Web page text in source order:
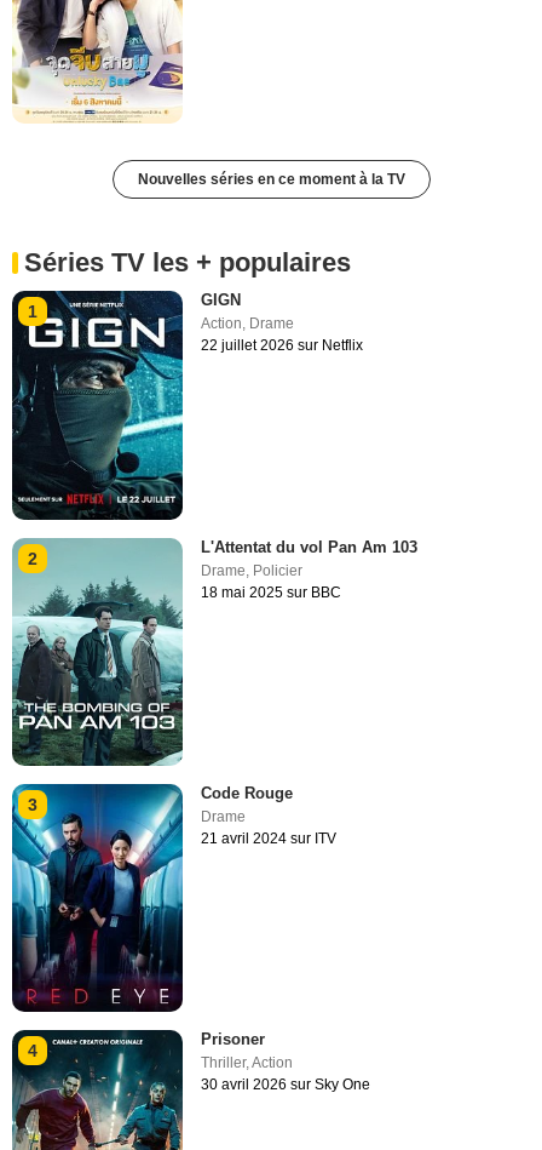
Nouvelles séries en ce moment à la TV
Séries TV les + populaires
1
GIGN
Action, Drame
22 juillet 2026 sur Netflix
2
L'Attentat du vol Pan Am 103
Drame Policier
18 mai 2025 sur BBC
3
Code Rouge
Drame
21 avril 2024 sur ITV
4
Prisoner
Thriller,Action
30 avril 2026 sur Sky One